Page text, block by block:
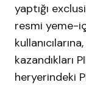
yaptığı
resmi yeme-
kazandıkları
heryerindeki